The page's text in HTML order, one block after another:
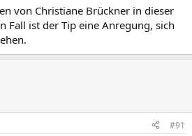
von Christiane Brückner in dieser
Fall ist der Tip eine Anregung, sich
#91